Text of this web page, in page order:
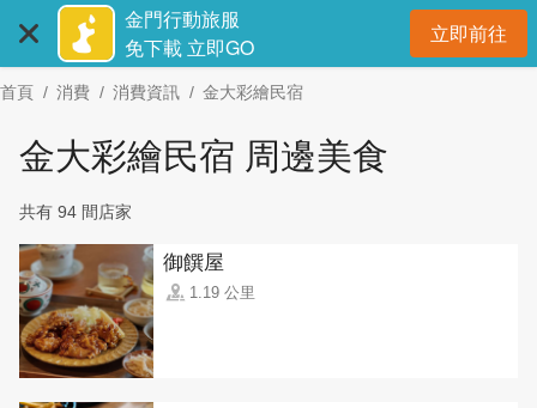
主
要
金門行動旅服
免下載 立即GO
立即前往開
首頁 消費 消費資訊 金大彩繪民宿
金大彩繪民宿 周邊美食
共有 94 間店家
御饌屋
1.19 公里